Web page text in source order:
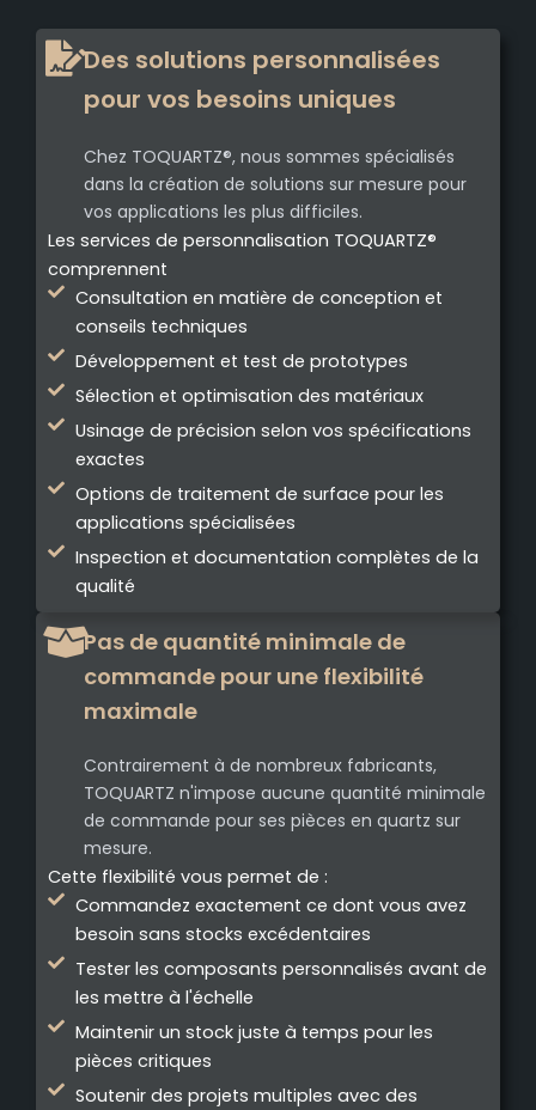
Des solutions personnalisées
pour vos besoins uniques
Chez TOQUARTZ®, nous sommes spécialisés
dans la création de solutions sur mesure pour
vos applications les plus difficiles.
Les services de personnalisation TOQUARTZ®
comprennent
Consultation en matière de conception et
conseils techniques
Développement et test de prototypes
Sélection et optimisation des matériaux
Usinage de précision selon vos spécifications
exactes
Options de traitement de surface pour les
applications spécialisées
Inspection et documentation complètes de la
qualité
Pas de quantité minimale de
commande pour une flexibilité
maximale
Contrairement à de nombreux fabricants,
TOQUARTZ n'impose aucune quantité minimale
de commande pour ses pièces en quartz sur
mesure.
Cette flexibilité vous permet de :
Commandez exactement ce dont vous avez
besoin sans stocks excédentaires
Tester les composants personnalisés avant de
les mettre à l'échelle
Maintenir un stock juste à temps pour les
pièces critiques
Soutenir des projets multiples avec des